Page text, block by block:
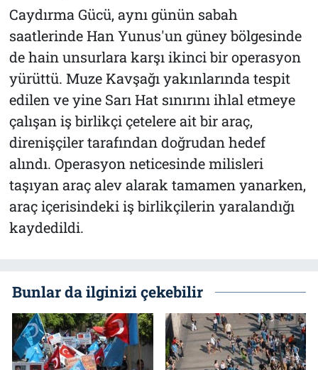
Caydırma Gücü, aynı günün sabah
saatlerinde Han Yunus'un güney bölgesinde
de hain unsurlara karşı ikinci bir operasyon
yürüttü. Muze Kavşağı yakınlarında tespit
edilen ve yine Sarı Hat sınırını ihlal etmeye
çalışan iş birlikçi çetelere ait bir araç,
direnişçiler tarafından doğrudan hedef
alındı. Operasyon neticesinde milisleri
taşıyan araç alev alarak tamamen yanarken,
araç içerisindeki iş birlikçilerin yaralandığı
kaydedildi.
Bunlar da ilginizi çekebilir